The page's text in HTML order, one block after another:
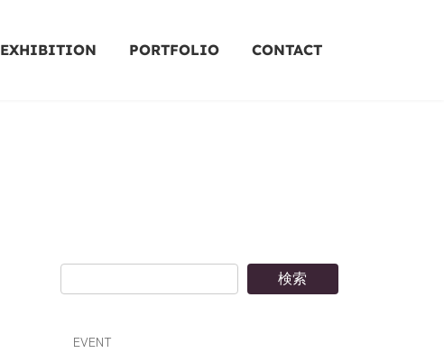
EXHIBITION PORTFOLIO CONTACT
検索
EVENT